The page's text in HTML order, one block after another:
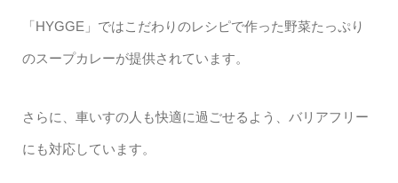
「HYGGE」ではこだわりのレシピで作った野菜たっぷり
のスープカレーが提供されています。
さらに、車いすの人も快適に過ごせるよう、バリアフリー
にも対応しています。